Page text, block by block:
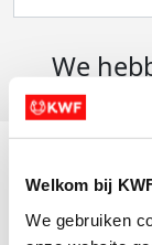
Welkom bij
We gebruiken
We